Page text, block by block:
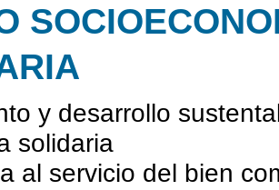
y desarrollo
solidaria
al servicio del bien